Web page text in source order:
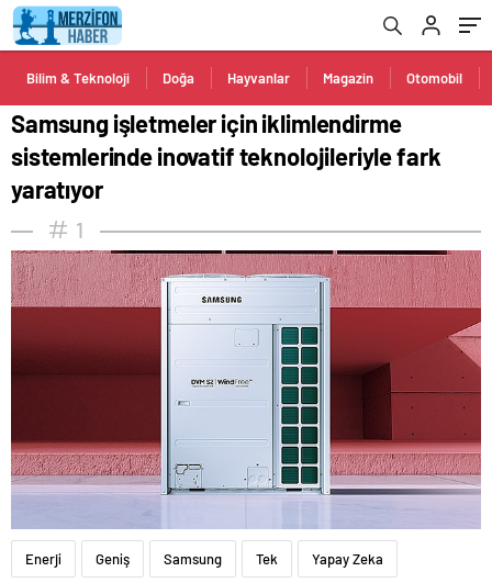
Bilim & Teknoloji Doğa Hayvanlar Magazin Otomobil
yaratıyor
Samsung işletmeler için iklimlendirme
sistemlerinde inovatif teknolojileriyle fark
yaratıyor
1
Enerji Geniş Samsung Tek Yapay Zeka